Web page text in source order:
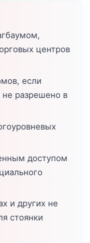
центров
если
разрешено в
доступом
и других не
стоянки